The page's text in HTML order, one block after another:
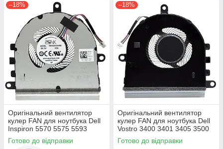
–18%
Оригінальний вентилятор
кулер FAN для ноутбука Dell
Inspiron 5570 5575 5593
3583 3584 3585 3593 3501
3502 3505 07MCD0 v.1
Готово до відправки
–18%
Оригінальний вентилятор
кулер FAN для ноутбука Dell
Vostro 3400 3401 3405 3500
3501 (після 2020 року)
07MCD0 v.1
Готово до відправки